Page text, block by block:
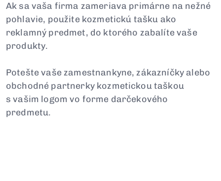
Ak sa vaša firma zameriava primárne na nežné
pohlavie, použite kozmetickú tašku ako
reklamný predmet, do ktorého zabalíte vaše
produkty.
Potešte vaše zamestnankyne, zákazníčky alebo
obchodné partnerky kozmetickou taškou
s vašim logom vo forme darčekového
predmetu.